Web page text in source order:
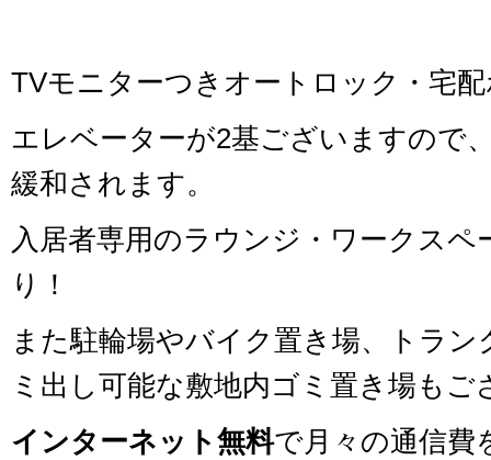
TVモニターつきオートロック・宅
エレベーターが2基ございますので
緩和されます。
入居者専用のラウンジ・ワークスペ
り！
また駐輪場やバイク置き場、トラン
ミ出し可能な敷地内ゴミ置き場もご
インターネット無料で月々の通信費